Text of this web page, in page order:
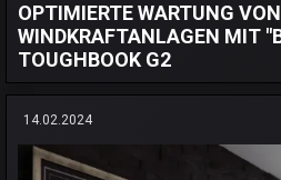
OPTIMIERTE WARTUNG VON
WINDKRAFTANLAGEN MIT
TOUGHBOOK G2
14.02.2024